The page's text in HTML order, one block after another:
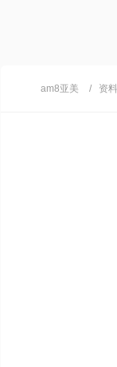
am8亚美 资